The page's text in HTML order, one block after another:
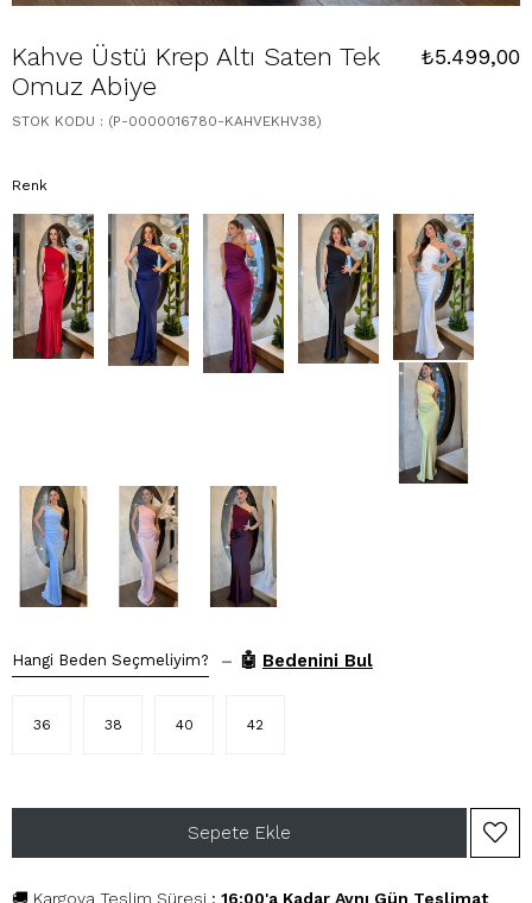
Kahve Üstü Krep Altı Saten Tek
Omuz Abiye
₺5.499,00
STOK KODU (P-0000016780-KAHVEKHV38)
Renk
Hangi Beden Seçmeliyim? – 🤖 Bedenini Bul
36 38 40 42
🚚 Kargoya Teslim Süresi : 16:00'a Kadar Aynı Gün Teslimat